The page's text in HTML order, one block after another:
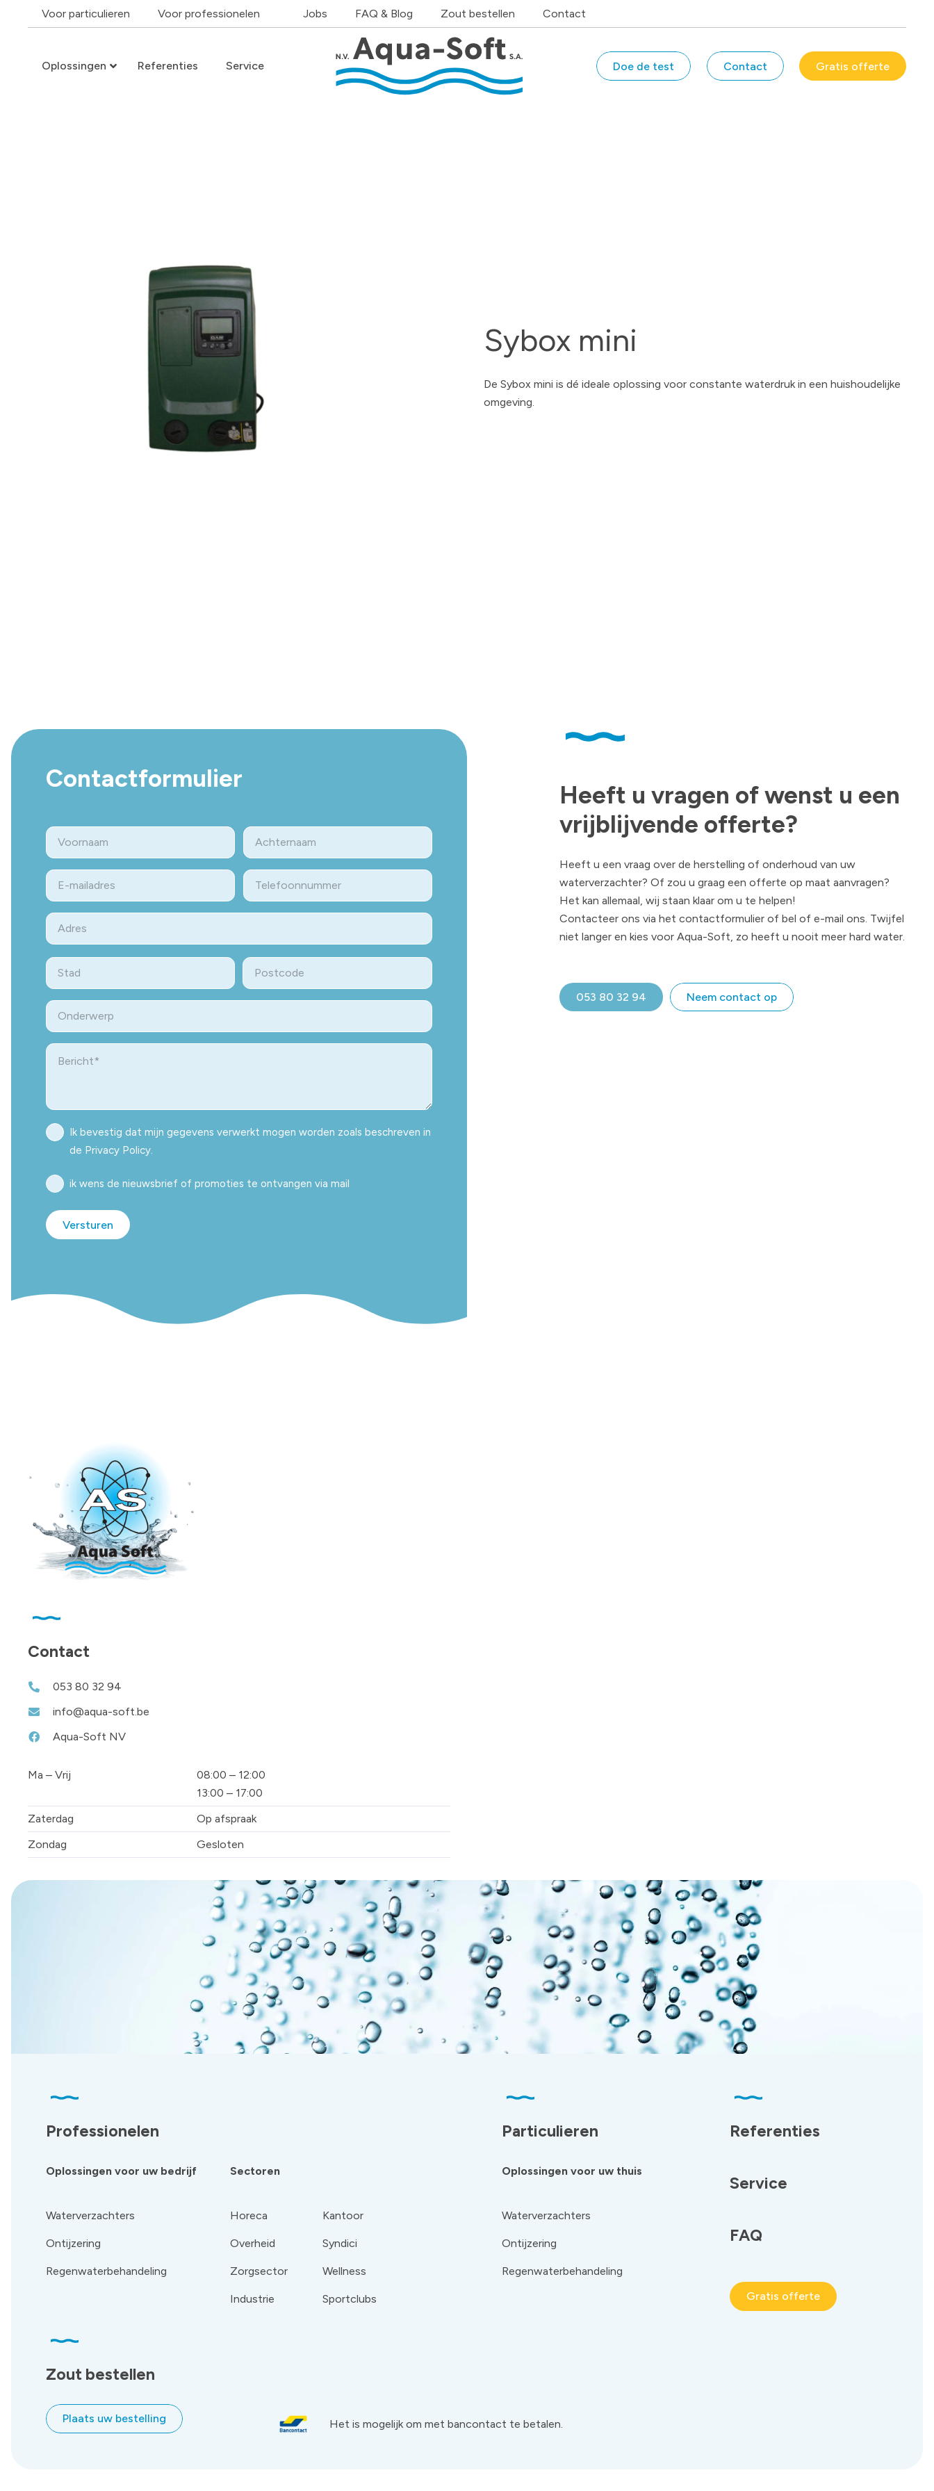
Voor particulieren Voor professionelen Jobs FAQ & Blog Zout bestellen Contact
Oplossingen Referenties Service Doe de test Contact Gratis offerte
Sybox mini
De Sybox mini is dé ideale oplossing voor constante waterdruk in een huishoudelijke
omgeving.
Contactformulier
Naam
Eerste Last
E-
mailadres
Telefoon
Adres
Street
Address
Stad
ZIP
Onderwerp
Bericht
Privacy
Policy
Ik bevestig dat mijn gegevens verwerkt mogen worden zoals beschreven in
de Privacy Policy.
Nieuwsbrief
ik wens de nieuwsbrief of promoties te ontvangen via mail
Heeft u vragen of wenst u een
vrijblijvende offerte?
Heeft u een vraag over de herstelling of onderhoud van uw
waterverzachter? Of zou u graag een offerte op maat aanvragen?
Het kan allemaal, wij staan klaar om u te helpen!
​Contacteer ons via het contactformulier of bel of e-mail ons. Twijfel
niet langer en kies voor Aqua-Soft, zo heeft u nooit meer hard water.
053 80 32 94 Neem contact op
Professionelen
Oplossingen voor uw bedrijf
Waterverzachters
Ontijzering
Regenwaterbehandeling
Sectoren
Horeca
Overheid
Zorgsector
Industrie
Kantoor
Syndici
Wellness
Sportclubs
Particulieren
Oplossingen voor uw thuis
Waterverzachters
Ontijzering
Regenwaterbehandeling
Referenties
Service
FAQ
Gratis offerte
Contact
053 80 32 94
info@aqua-soft.be
Aqua-Soft NV
Ma – Vrij
08:00 – 12:00
13:00 – 17:00
Zaterdag
Op afspraak
Zondag
Gesloten
Zout bestellen
Plaats uw bestelling Het is mogelijk om met bancontact te betalen.